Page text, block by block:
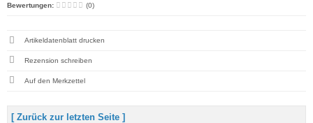
[ Zurück zur letzten Seite ]
Bewertungen: (0)
Artikeldatenblatt drucken
Rezension schreiben